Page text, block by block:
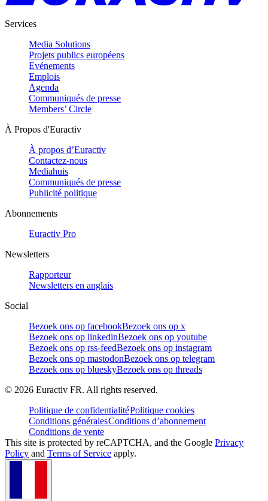
Services
Media Solutions
Projets publics européens
Evénements
Emplois
Agenda
Communiqués de presse
Members’ Circle
À Propos d'Euractiv
À propos d’Euractiv
Contactez-nous
Mediahuis
Communiqués de presse
Publicité politique
Abonnements
Euractiv Pro
Newsletters
Rapporteur
Newsletters en anglais
Social
Bezoek ons op facebookBezoek ons op x
Bezoek ons op linkedinBezoek ons op youtube
Bezoek ons op rss-feedBezoek ons op instagram
Bezoek ons op mastodonBezoek ons op telegram
Bezoek ons op blueskyBezoek ons op threads
© 2026 Euractiv FR. All rights reserved.
Politique de confidentialitéPolitique cookies
Conditions généralesConditions d’abonnement
Conditions de vente
This site is protected by reCAPTCHA, and the Google Privacy
Policy and Terms of Service apply.